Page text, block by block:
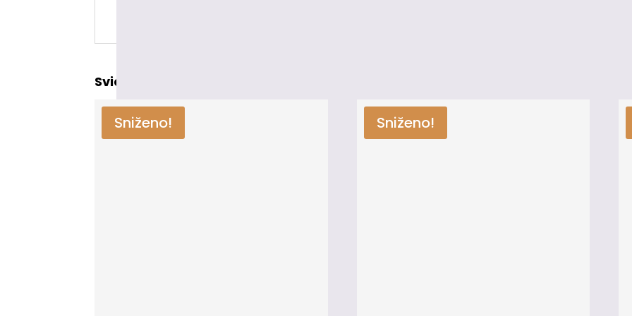
Svideće Vam se i
Sniženo! Sniženo!